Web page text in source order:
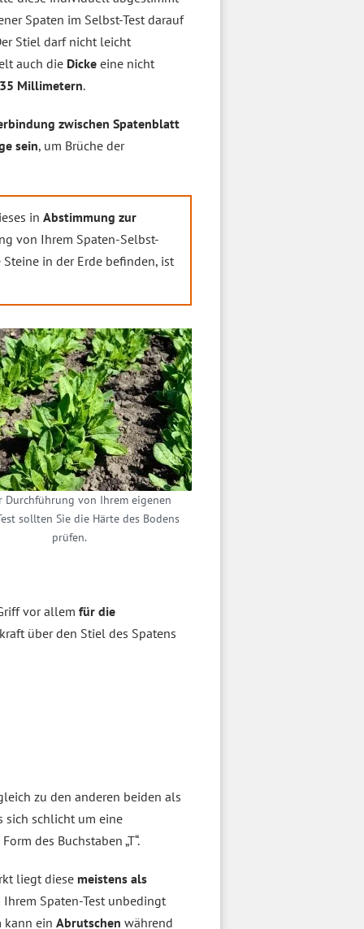
Spaten im Selbst-Test darauf
Stiel darf nicht leicht
auch die Dicke eine nicht
Millimetern.
zwischen Spatenblatt
sein, um Brüche der
in Abstimmung zur
von Ihrem Spaten-Selbst-
in der Erde befinden, ist
Durchführung von Ihrem eigenen
sollten Sie die Härte des Bodens
prüfen.
vor allem für die
über den Stiel des Spatens
zu den anderen beiden als
sich schlicht um eine
des Buchstaben „T“.
liegt diese meistens als
Ihrem Spaten-Test unbedingt
kann ein Abrutschen während